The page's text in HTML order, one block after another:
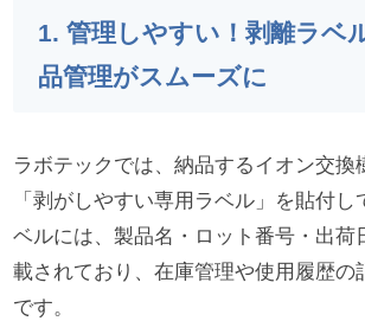
1. 管理しやすい！剥離ラベ
品管理がスムーズに
ラボテックでは、納品するイオン交換
「剥がしやすい専用ラベル」を貼付し
ベルには、製品名・ロット番号・出荷
載されており、在庫管理や使用履歴の
です。